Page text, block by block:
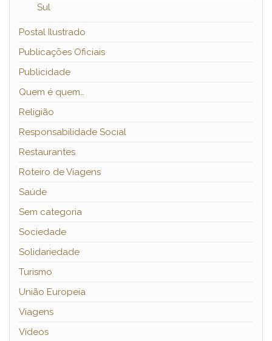
Sul
Postal Ilustrado
Publicações Oficiais
Publicidade
Quem é quem…
Religião
Responsabilidade Social
Restaurantes
Roteiro de Viagens
Saúde
Sem categoria
Sociedade
Solidariedade
Turismo
União Europeia
Viagens
Vídeos